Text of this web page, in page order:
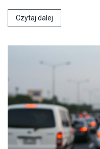
Czytaj dalej